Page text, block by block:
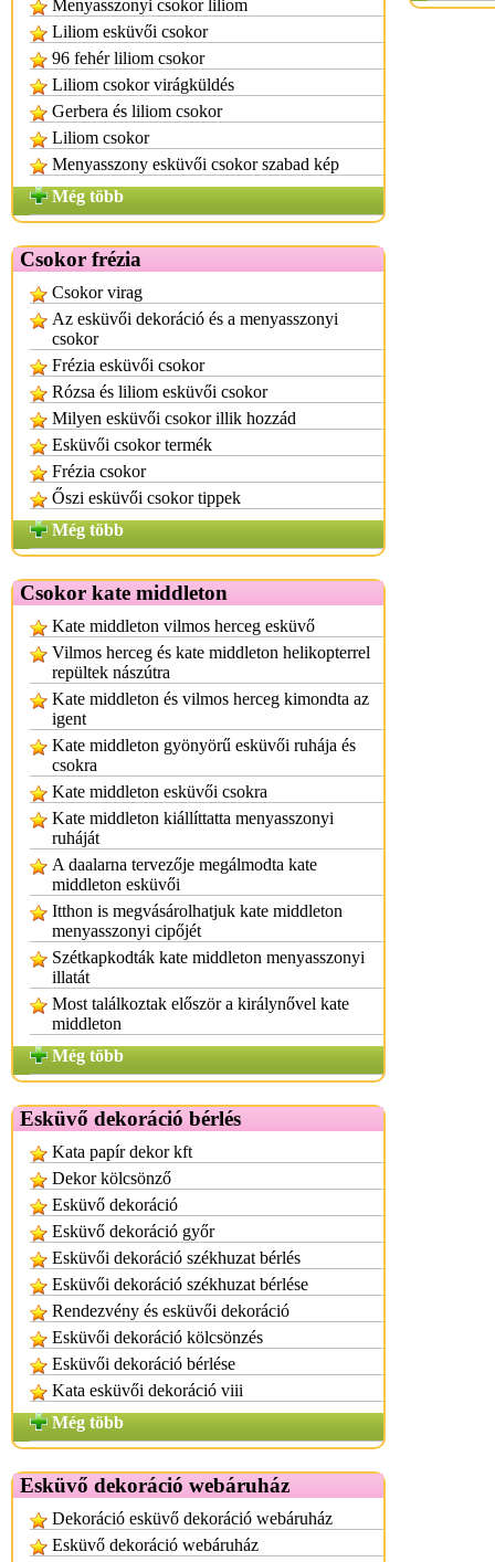
Menyasszonyi csokor liliom
Liliom esküvői csokor
96 fehér liliom csokor
Liliom csokor virágküldés
Gerbera és liliom csokor
Liliom csokor
Menyasszony esküvői csokor szabad kép
Még több
Csokor frézia
Csokor virag
Az esküvői dekoráció és a menyasszonyi
csokor
Frézia esküvői csokor
Rózsa és liliom esküvői csokor
Milyen esküvői csokor illik hozzád
Esküvői csokor termék
Frézia csokor
Őszi esküvői csokor tippek
Még több
Csokor kate middleton
Kate middleton vilmos herceg esküvő
Vilmos herceg és kate middleton helikopterrel
repültek nászútra
Kate middleton és vilmos herceg kimondta az
igent
Kate middleton gyönyörű esküvői ruhája és
csokra
Kate middleton esküvői csokra
Kate middleton kiállíttatta menyasszonyi
ruháját
A daalarna tervezője megálmodta kate
middleton esküvői
Itthon is megvásárolhatjuk kate middleton
menyasszonyi cipőjét
Szétkapkodták kate middleton menyasszonyi
illatát
Most találkoztak először a királynővel kate
middleton
Még több
Esküvő dekoráció bérlés
Kata papír dekor kft
Dekor kölcsönző
Esküvő dekoráció
Esküvő dekoráció győr
Esküvői dekoráció székhuzat bérlés
Esküvői dekoráció székhuzat bérlése
Rendezvény és esküvői dekoráció
Esküvői dekoráció kölcsönzés
Esküvői dekoráció bérlése
Kata esküvői dekoráció viii
Még több
Esküvő dekoráció webáruház
Dekoráció esküvő dekoráció webáruház
Esküvő dekoráció webáruház